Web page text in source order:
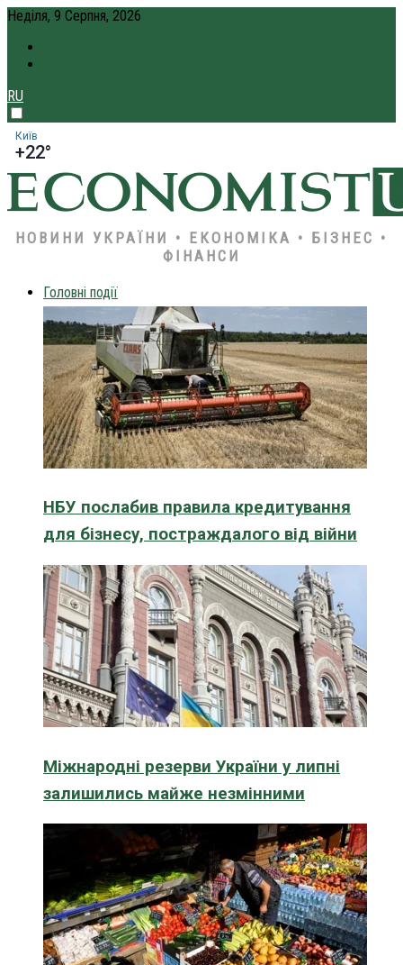
Неділя, 9 Серпня, 2026
RU
Київ
+22°
НОВИНИ УКРАЇНИ • ЕКОНОМІКА • БІЗНЕС •
ФІНАНСИ
Головні події
НБУ послабив правила кредитування
для бізнесу, постраждалого від війни
Міжнародні резерви України у липні
залишились майже незмінними